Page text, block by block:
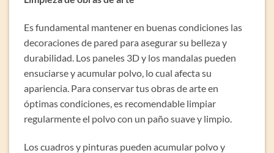
Es fundamental mantener en buenas condiciones las
decoraciones de pared para asegurar su belleza y
durabilidad. Los paneles 3D y los mandalas pueden
ensuciarse y acumular polvo, lo cual afecta su
apariencia. Para conservar tus obras de arte en
óptimas condiciones, es recomendable limpiar
regularmente el polvo con un paño suave y limpio.
Los cuadros y pinturas pueden acumular polvo y